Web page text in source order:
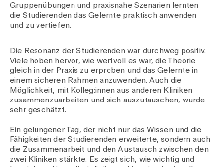
Gruppenübungen und praxisnahe Szenarien lernten
die Studierenden das Gelernte praktisch anwenden
und zu vertiefen.
Die Resonanz der Studierenden war durchweg positiv.
Viele hoben hervor, wie wertvoll es war, die Theorie
gleich in der Praxis zu erproben und das Gelernte in
einem sicheren Rahmen anzuwenden. Auch die
Möglichkeit, mit Kolleg:innen aus anderen Kliniken
zusammenzuarbeiten und sich auszutauschen, wurde
sehr geschätzt.
Ein gelungener Tag, der nicht nur das Wissen und die
Fähigkeiten der Studierenden erweiterte, sondern auch
die Zusammenarbeit und den Austausch zwischen den
zwei Kliniken stärkte. Es zeigt sich, wie wichtig und